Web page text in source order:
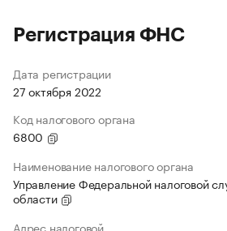
Регистрация ФНС
Дата регистрации
27 октября 2022
Код налогового органа
6800
Наименование налогового органа
Управление Федеральной налоговой
области
Адрес налоговой